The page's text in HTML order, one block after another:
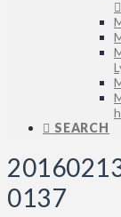
SEARCH
0137